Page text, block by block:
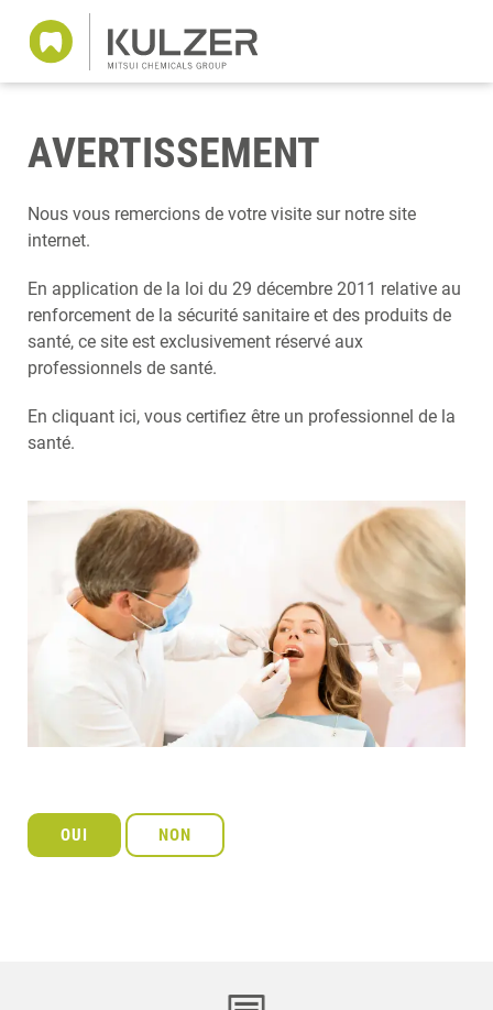
AVERTISSEMENT
Nous vous remercions de votre visite sur notre site
internet.
En application de la loi du 29 décembre 2011 relative au
renforcement de la sécurité sanitaire et des produits de
santé, ce site est exclusivement réservé aux
professionnels de santé.
En cliquant ici, vous certifiez être un professionnel de la
santé.